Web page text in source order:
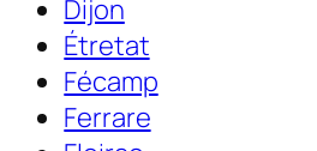
Dijon
Étretat
Fécamp
Ferrare